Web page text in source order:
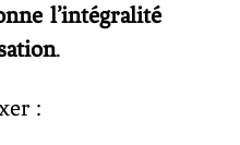
l’intégralité
.
: